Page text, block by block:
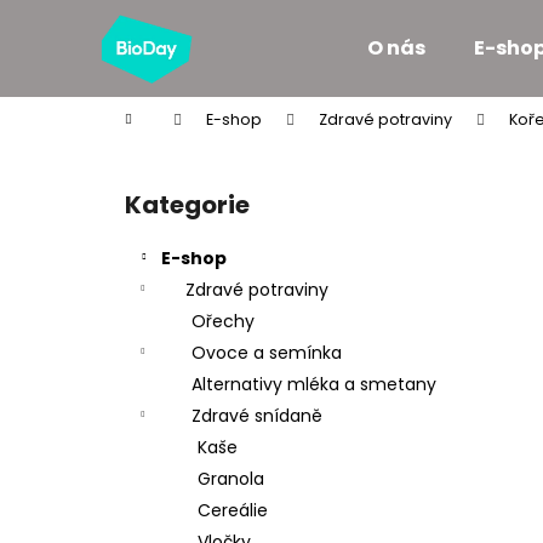
O nás E-
Domů E-shop Zdravé potraviny
Přeskočit
kategorie
Kategorie
E-shop
Zdravé potraviny
Ořechy
Ovoce a semínka
Alternativy mléka a smetany
Zdravé snídaně
Kaše
Granola
Cereálie
í
Zpět
do
Zpět
do